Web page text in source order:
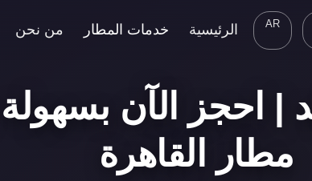
AR الرئيسية خدمات المطار من نحن
| احجز الآن
مطار القاهرة